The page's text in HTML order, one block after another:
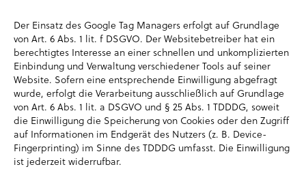
Der Einsatz des Google Tag Managers erfolgt auf Grundlage
von Art. 6 Abs. 1 lit. f DSGVO. Der Websitebetreiber hat ein
berechtigtes Interesse an einer schnellen und unkomplizierten
Einbindung und Verwaltung verschiedener Tools auf seiner
Website. Sofern eine entsprechende Einwilligung abgefragt
wurde, erfolgt die Verarbeitung ausschließlich auf Grundlage
von Art. 6 Abs. 1 lit. a DSGVO und § 25 Abs. 1 TDDDG, soweit
die Einwilligung die Speicherung von Cookies oder den Zugriff
auf Informationen im Endgerät des Nutzers (z. B. Device-
Fingerprinting) im Sinne des TDDDG umfasst. Die Einwilligung
ist jederzeit widerrufbar.